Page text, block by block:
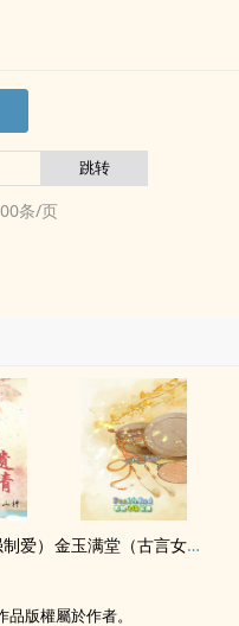
条/页
爱） 金玉满堂（古言女尊NP）
版權屬於作者。